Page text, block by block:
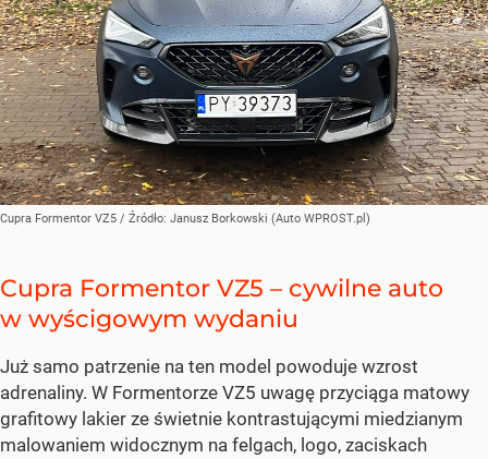
Cupra Formentor VZ5 / Źródło: Janusz Borkowski (Auto WPROST.pl)
Cupra Formentor VZ5 – cywilne auto
w wyścigowym wydaniu
Już samo patrzenie na ten model powoduje wzrost
adrenaliny. W Formentorze VZ5 uwagę przyciąga matowy
grafitowy lakier ze świetnie kontrastującymi miedzianym
malowaniem widocznym na felgach, logo, zaciskach